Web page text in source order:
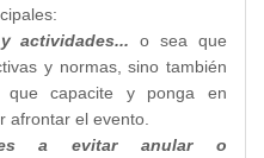
actividades... o sea que
y normas, sino también
que capacite y ponga en
afrontar el evento.
a evitar anular o